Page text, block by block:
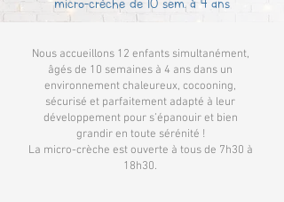
Nous accueillons 12 enfants simultanément,
âgés de 10 semaines à 4 ans dans un
environnement chaleureux, cocooning,
sécurisé et parfaitement adapté à leur
développement pour s’épanouir et bien
grandir en toute sérénité !
La micro-crèche est ouverte à tous de 7h30 à
18h30.